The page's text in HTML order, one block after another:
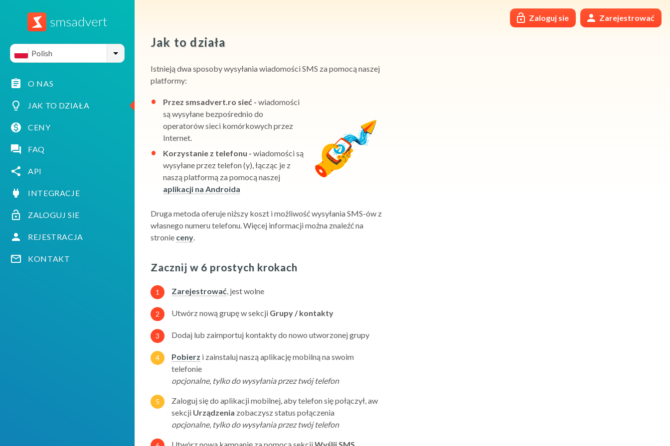
Zaloguj sie Zarejestrować
Jak to działa
Istnieją dwa sposoby wysyłania wiadomości SMS za pomocą naszej
platformy:
Przez smsadvert.ro sieć - wiadomości
są wysyłane bezpośrednio do
operatorów sieci komórkowych przez
Internet.
Korzystanie z telefonu - wiadomości są
wysyłane przez telefon (y), łącząc je z
naszą platformą za pomocą naszej
aplikacji na Androida
Druga metoda oferuje niższy koszt i możliwość wysyłania SMS-ów z
własnego numeru telefonu. Więcej informacji można znaleźć na
stronie ceny.
Zacznij w 6 prostych krokach
1 Zarejestrować , jest wolne
2 Utwórz nową grupę w sekcji Grupy / kontakty
3 Dodaj lub zaimportuj kontakty do nowo utworzonej grupy
4 Pobierz i zainstaluj naszą aplikację mobilną na swoim
telefonie
opcjonalne, tylko do wysyłania przez twój telefon
5
Zaloguj się do aplikacji mobilnej, aby telefon się połączył, aw
sekcji Urządzenia zobaczysz status połączenia
opcjonalne, tylko do wysyłania przez twój telefon
Polish
O NAS
JAK TO DZIAŁA
CENY
FAQ
API
INTEGRACJE
ZALOGUJ SIE
REJESTRACJA
KONTAKT